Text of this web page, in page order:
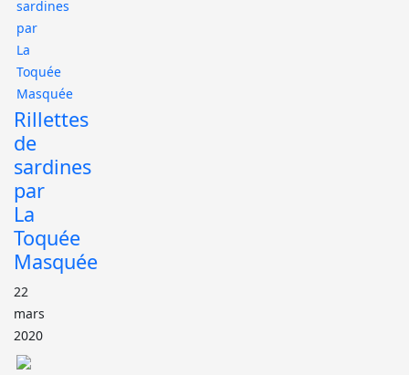
Rillettes
de
sardines
par
La
Toquée
Masquée
22
mars
2020